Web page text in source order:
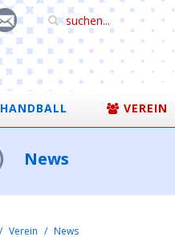
HANDBALL VEREIN
News
Verein News